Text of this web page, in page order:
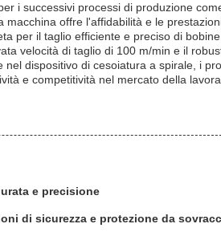
i successivi processi di produzione
offre l'affidabilità e le
per il taglio efficiente e preciso di
velocità di taglio di 100 m/min e il
dispositivo di cesoiatura a spirale, i
e competitività nel mercato della
e precisione
di sicurezza e protezione da